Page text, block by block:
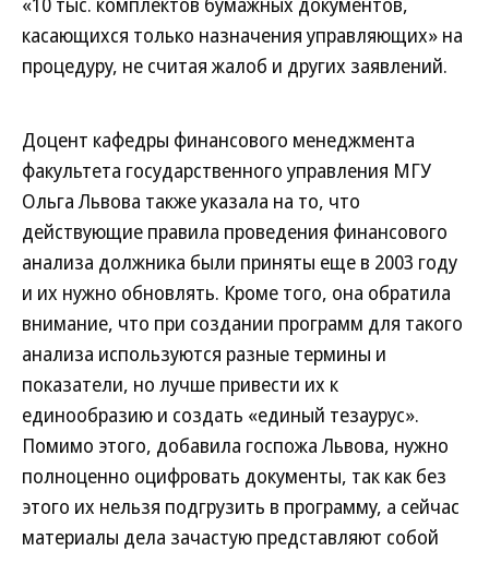
касающихся только назначения управляющих» на
процедуру, не считая жалоб и других заявлений.
Доцент кафедры финансового менеджмента
факультета государственного управления МГУ
Ольга Львова также указала на то, что
действующие правила проведения финансового
анализа должника были приняты еще в 2003 году
и их нужно обновлять. Кроме того, она обратила
внимание, что при создании программ для такого
анализа используются разные термины и
показатели, но лучше привести их к
единообразию и создать «единый тезаурус».
Помимо этого, добавила госпожа Львова, нужно
полноценно оцифровать документы, так как без
этого их нельзя подгрузить в программу, а сейчас
материалы дела зачастую представляют собой